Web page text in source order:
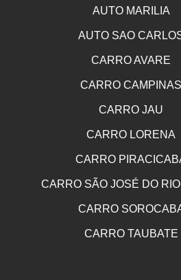
AUTO MARILIA
AUTO SAO
CARRO AVARE
CARRO CAMPINAS
CARRO JAU
CARRO LORENA
CARRO
CARRO SÃO JOSÉ DO
CARRO
CARRO TAUBATE